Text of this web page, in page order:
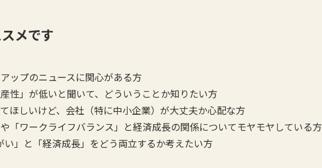
メです
ップのニュースに関心がある方
性」が低いと聞いて、どういうことか知りたい方
ほしいけど、会社（特に中小企業）が大丈夫か心配な方
や「ワークライフバランス」と経済成長の関係についてモヤモヤしている方
い」と「経済成長」をどう両立するか考えたい方